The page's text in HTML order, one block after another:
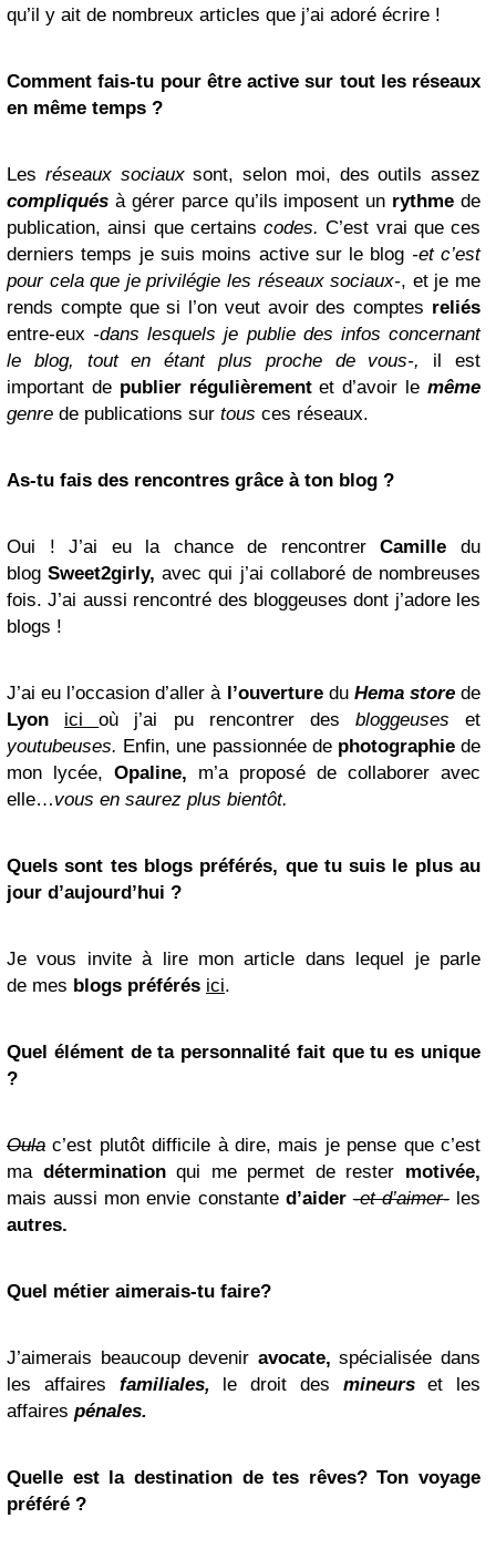
qu’il y ait de nombreux articles que j’ai adoré écrire !
Comment fais-tu pour être active sur tout les réseaux
en même temps ?
Les réseaux sociauxsont, selon moi, des outils assez
compliqués à gérer parce qu’ils imposent un rythme de
publication, ainsi que certains codes. C’est vrai que ces
derniers temps je suis moins active sur le blog -et c’est
pour cela que je privilégie les réseaux sociaux-, et je me
rends compte que si l’on veut avoir des comptes reliés
entre-eux -dans lesquels je publie des infos concernant
le blog, tout en étant plus proche de vous-, il est
important de publier régulièrementet d’avoir lemême
genre de publications sur tous ces réseaux.
As-tu fais des rencontres grâce à ton blog ?
Oui ! J’ai eu la chance de rencontrerCamille du
blogSweet2girly, avec qui j’ai collaboré de nombreuses
fois. J’ai aussi rencontré des bloggeuses dont j’adore les
blogs !
J’ai eu l’occasion d’aller à l’ouverturedu Hema store de
Lyon
icioù j’ai pu rencontrer des bloggeuses et
youtubeuses. Enfin, une passionnée de photographiede
mon lycée, Opaline, m’a proposé de collaborer avec
elle…vous en saurez plus bientôt.
Quels sont tes blogs préférés, que tu suis le plus au
jour d’aujourd’hui ?
Je vous invite à lire mon article dans lequel je parle
de mes blogs préférés ici.
Quel élément de ta personnalité fait que tu es unique
?
Oula c’est plutôt difficile à dire, mais je pense que c’est
ma déterminationqui me permet de rester motivée,
mais aussi mon envie constante d’aider -et d’aimer-les
autres.
Quel métier aimerais-tu faire?
J’aimerais beaucoup devenir avocate, spécialisée dans
les affaires familiales, le droit des mineurset les
affaires pénales.
Quelle est la destination de tes rêves? Ton voyage
préféré ?